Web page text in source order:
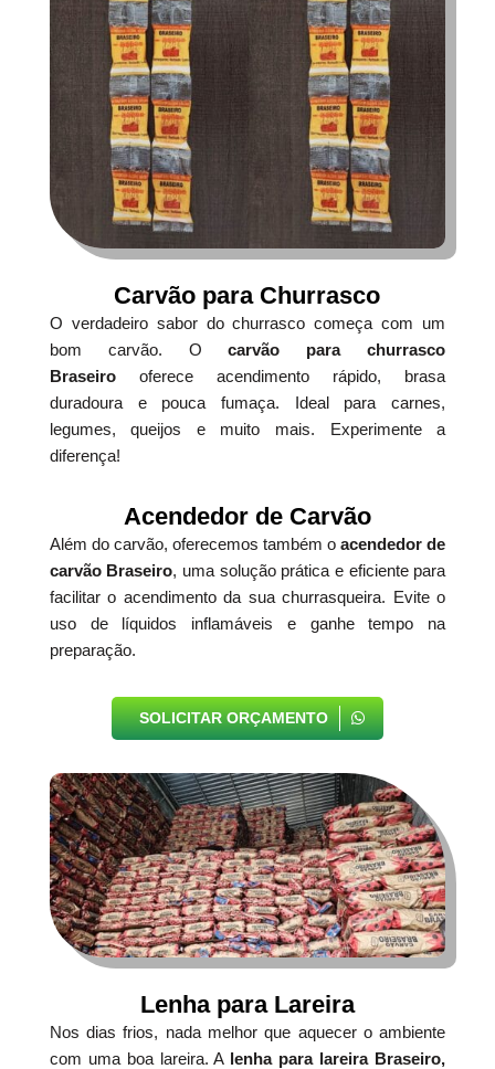
Carvão para Churrasco
O verdadeiro sabor do churrasco começa com um
bom carvão. Ocarvão para churrasco
Braseirooferece acendimento rápido, brasa
duradoura e pouca fumaça. Ideal para carnes,
legumes, queijos e muito mais. Experimente a
diferença!
Acendedor de Carvão
Além do carvão, oferecemos também oacendedor de
carvão Braseiro, uma solução prática e eficiente para
facilitar o acendimento da sua churrasqueira. Evite o
uso de líquidos inflamáveis e ganhe tempo na
preparação.
SOLICITAR ORÇAMENTO
Lenha para Lareira
Nos dias frios, nada melhor que aquecer o ambiente
com uma boa lareira. A lenha para lareira Braseiro,